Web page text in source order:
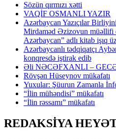
Sözün qırmızı xətti
VAQİF OSMANLI YAZIR
Azərbaycan Yazıçılar
Mirdaməd Əzizovun müəllifi
Azərbaycan” adlı kitab işıq
Azərbaycanlı tədqiqatçı
konqresdə iştirak edib
Əli NƏCƏFXANLI –
Rövşən Hüseynov mükafatı
Yuxular: Şüurun Zamanla
“İlin mühəndisi” mükafatı
“İlin rəssamı” mükafatı
REDAKSİYA